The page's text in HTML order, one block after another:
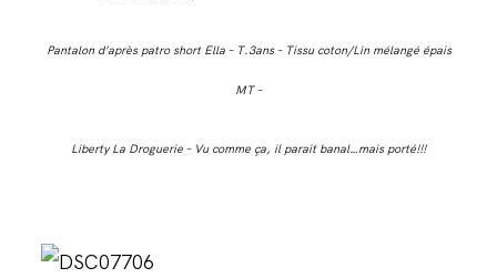
Pantalon d’après patro short Ella – T.3ans – Tissu coton/Lin mélangé épais
MT –
Liberty La Droguerie – Vu comme ça, il parait banal…mais porté!!!